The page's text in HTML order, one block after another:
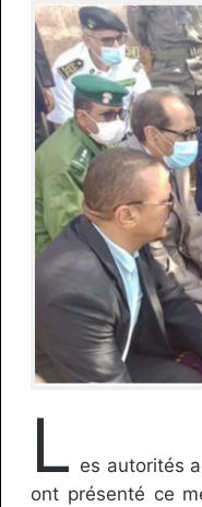
L es autorités
ont présenté ce